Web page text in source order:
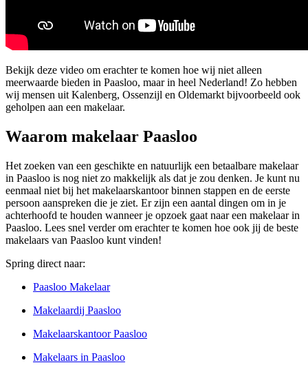
Bekijk deze video om erachter te komen hoe wij niet alleen
meerwaarde bieden in Paasloo, maar in heel Nederland! Zo hebben
wij mensen uit Kalenberg, Ossenzijl en Oldemarkt bijvoorbeeld ook
geholpen aan een makelaar.
Waarom makelaar Paasloo
Het zoeken van een geschikte en natuurlijk een betaalbare makelaar
in Paasloo is nog niet zo makkelijk als dat je zou denken. Je kunt nu
eenmaal niet bij het makelaarskantoor binnen stappen en de eerste
persoon aanspreken die je ziet. Er zijn een aantal dingen om in je
achterhoofd te houden wanneer je opzoek gaat naar een makelaar in
Paasloo. Lees snel verder om erachter te komen hoe ook jij de beste
makelaars van Paasloo kunt vinden!
Spring direct naar:
Paasloo Makelaar
Makelaardij Paasloo
Makelaarskantoor Paasloo
Makelaars in Paasloo